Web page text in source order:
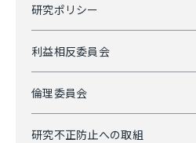
研究ポリシー
利益相反委員会
倫理委員会
研究不正防止への取組